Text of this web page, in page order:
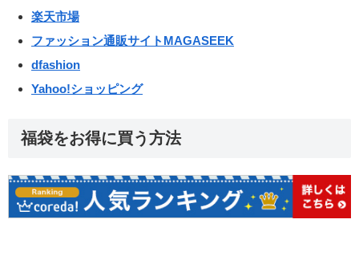
楽天市場
ファッション通販サイトMAGASEEK
dfashion
Yahoo!ショッピング
福袋をお得に買う方法